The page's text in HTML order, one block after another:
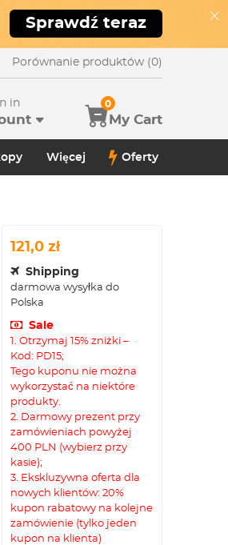
Sprawdź teraz
Porównanie produktów (0)
in
My Cart
0
Więcej Oferty
121,0 zł
Shipping
darmowa wysyłka do
Polska
Sale
1. Otrzymaj 15% zniżki –
Kod: PD15;
Tego kuponu nie można
wykorzystać na niektóre
produkty.
2. Darmowy prezent przy
zamówieniach powyżej
400 PLN (wybierz przy
kasie);
3. Ekskluzywna oferta dla
nowych klientów: 20%
kupon rabatowy na kolejne
zamówienie (tylko jeden
kupon na klienta)